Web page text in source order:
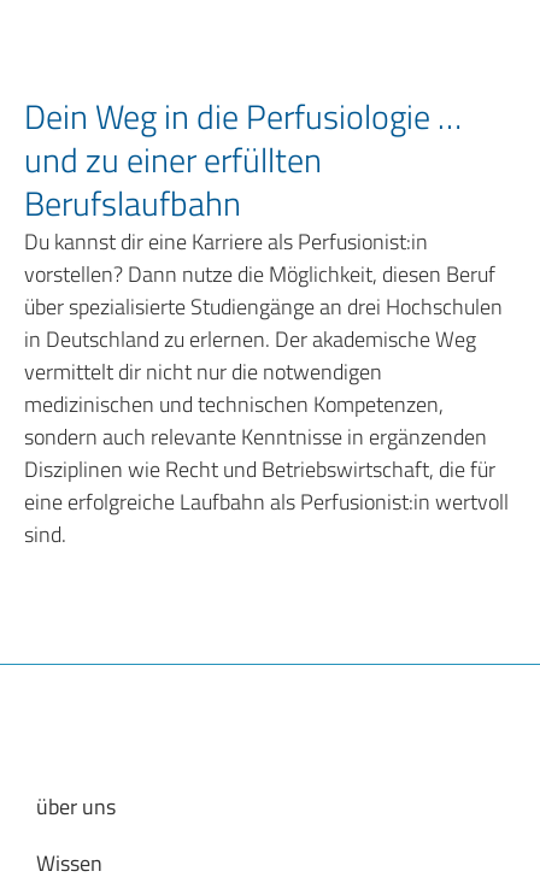
Dein Weg in die Perfusiologie …
und zu einer erfüllten
Berufslaufbahn
Du kannst dir eine Karriere als Perfusionist:in
vorstellen? Dann nutze die Möglichkeit, diesen Beruf
über spezialisierte Studiengänge an drei Hochschulen
in Deutschland zu erlernen. Der akademische Weg
vermittelt dir nicht nur die notwendigen
medizinischen und technischen Kompetenzen,
sondern auch relevante Kenntnisse in ergänzenden
Disziplinen wie Recht und Betriebswirtschaft, die für
eine erfolgreiche Laufbahn als Perfusionist:in wertvoll
sind.
über uns
Wissen